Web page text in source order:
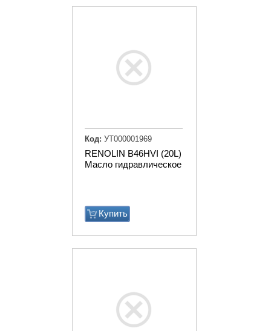
RENOLIN B46HVI (20L)
Масло гидравлическое
Купить
Код: УТ000001969